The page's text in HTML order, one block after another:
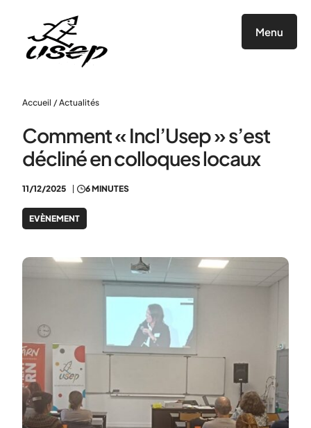
Menu
Accueil / Actualités
Comment « Incl’Usep » s’est
décliné en colloques locaux
11/12/2025 6 MINUTES
EVÈNEMENT